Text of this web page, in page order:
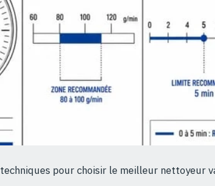
pour choisir le meilleur nettoyeur